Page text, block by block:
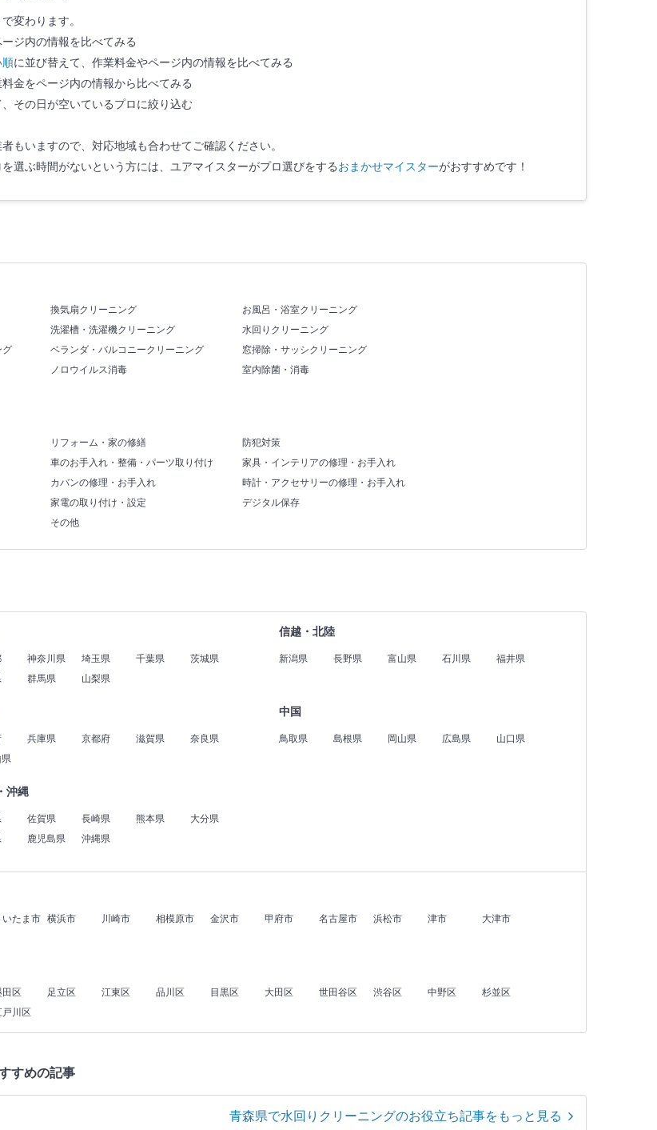
変わります。
ジ内の情報を比べてみる
順に並び替えて、作業料金やページ内の情報を比べてみる
金をページ内の情報から比べてみる
その日が空いているプロに絞り込む
もいますので、対応地域も合わせてご確認ください。
選ぶ時間がないという方には、ユアマイスターがプロ選びをする おまかせマイスターがおすすめです！
換気扇クリーニング
お風呂・浴室クリーニング
洗濯槽・洗濯機クリーニング
水回りクリーニング
グ ベランダ・バルコニークリーニング
窓掃除・サッシクリーニング
ノロウイルス消毒 室内除菌・消毒
リフォーム・家の修繕
防犯対策
車のお手入れ・整備・パーツ取り付け
家具・インテリアの修理・お手入れ
カバンの修理・お手入れ
時計・アクセサリーの修理・お手入れ
家電の取り付け・設定
デジタル保存
その他
神奈川県 埼玉県 千葉県
茨城県
群馬県 山梨県
信越・北陸
新潟県 長野県 富山県 石川県 福井県
兵庫県 京都府 滋賀県
奈良県
中国
鳥取県 島根県 岡山県 広島県 山口県
沖縄
佐賀県 長崎県 熊本県
大分県
鹿児島県 沖縄県
いたま市 横浜市 川崎市 相模原市 金沢市 甲府市 名古屋市 浜松市 津市
大津市
田区 足立区 江東区 品川区 目黒区 大田区 世田谷区 渋谷区 中野区
杉並区
戸川区
すめの記事
青森県で水回りクリーニングのお役立ち記事をもっと見る